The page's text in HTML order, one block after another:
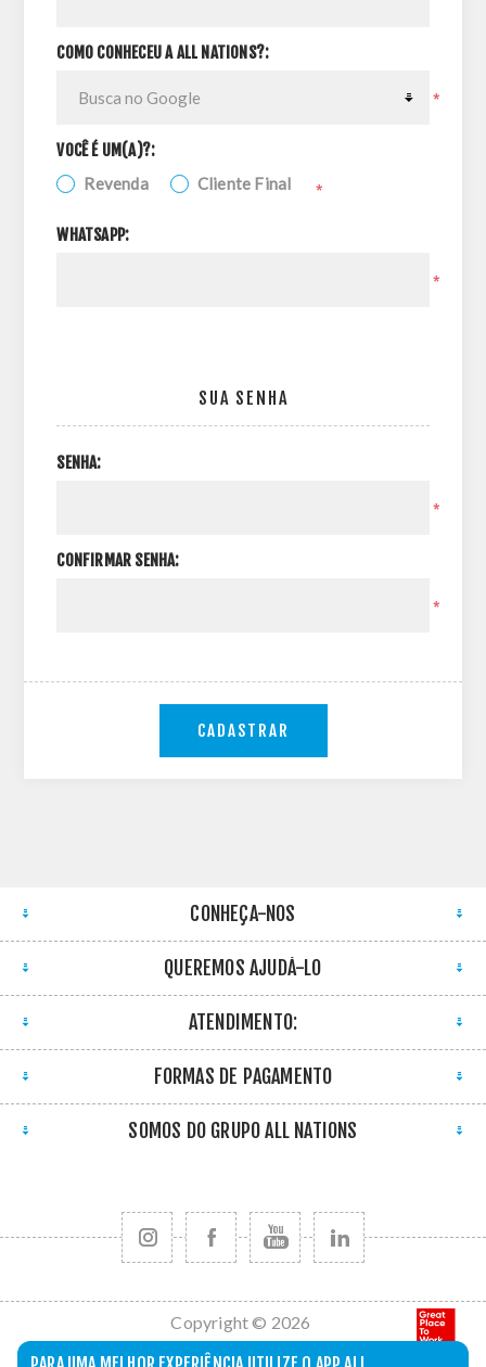
COMO CONHECEU A ALL NATIONS?:
*
VOCÊ É UM(A)?:
Revenda Cliente Final *
WHATSAPP:
*
SUA SENHA
SENHA:
*
CONFIRMAR SENHA:
*
CADASTRAR
CONHEÇA-NOS
QUEREMOS AJUDÁ-LO
ATENDIMENTO:
FORMAS DE PAGAMENTO
SOMOS DO GRUPO ALL NATIONS
Copyright © 2026
All Nations. Todos